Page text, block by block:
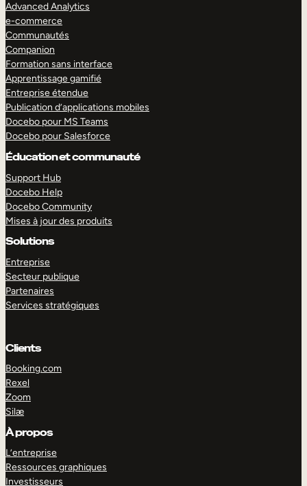
Advanced Analytics
e-commerce
Communautés
Companion
Formation sans interface
Apprentissage gamifié
Entreprise étendue
Publication d’applications mobiles
Docebo pour MS Teams
Docebo pour Salesforce
Éducation et communauté
Support Hub
Docebo Help
Docebo Community
Mises à jour des produits
Solutions
Entreprise
Secteur publique
Partenaires
Services stratégiques
Clients
Booking.com
Rexel
Zoom
Silæ
À propos
L’entreprise
Ressources graphiques
Investisseurs